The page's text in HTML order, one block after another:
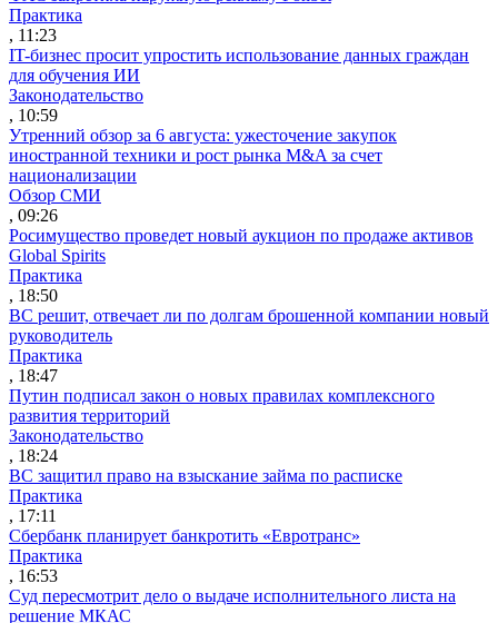
Практика
, 11:23
IT-бизнес просит упростить использование данных граждан
для обучения ИИ
Законодательство
, 10:59
Утренний обзор за 6 августа: ужесточение закупок
иностранной техники и рост рынка M&A за счет
национализации
Обзор СМИ
, 09:26
Росимущество проведет новый аукцион по продаже активов
Global Spirits
Практика
, 18:50
ВС решит, отвечает ли по долгам брошенной компании новый
руководитель
Практика
, 18:47
Путин подписал закон о новых правилах комплексного
развития территорий
Законодательство
, 18:24
ВС защитил право на взыскание займа по расписке
Практика
, 17:11
Сбербанк планирует банкротить «Евротранс»
Практика
, 16:53
Суд пересмотрит дело о выдаче исполнительного листа на
решение МКАС